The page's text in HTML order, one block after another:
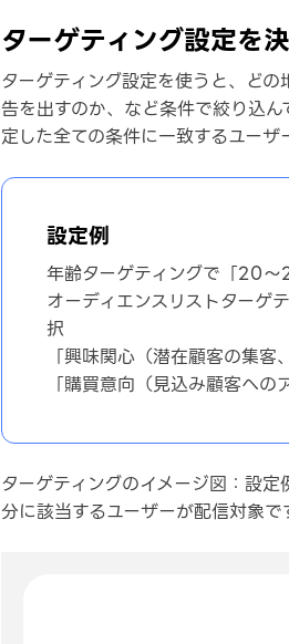
ターゲティング設定を
ターゲティング設定を使うと、ど
告を出すのか、など条件で絞り込
定した全ての条件に一致するユーザ
設定例
年齢ターゲティングで「20
オーディエンスリストターゲ
択
「興味関心（潜在顧客の集客
「購買意向（見込み顧客への
ターゲティングのイメージ図：設
分に該当するユーザーが配信対象で